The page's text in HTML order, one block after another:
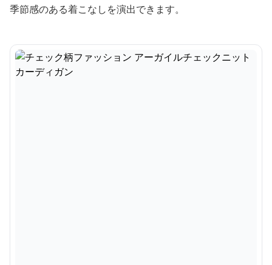
季節感のある着こなしを演出できます。